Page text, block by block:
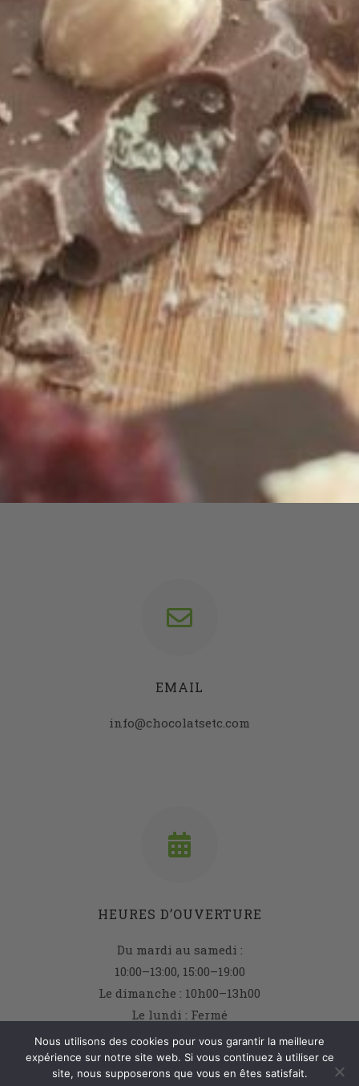
Retrouvez-nous
ADRESSE
22 Rue Gabriel Péri
92320 Châtillon
EMAIL
info@chocolatsetc.com
HEURES D’OUVERTURE
Du mardi au samedi :
10:00–13:00, 15:00–19:00
Le dimanche : 10h00–13h00
Le lundi : Fermé
Nous utilisons des cookies pour vous garantir la meilleure
expérience sur notre site web. Si vous continuez à utiliser ce
site, nous supposerons que vous en êtes satisfait.